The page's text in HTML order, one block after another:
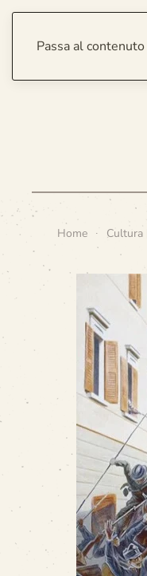
Passa al
Home Cultura